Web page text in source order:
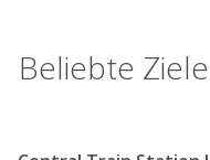
Beliebte